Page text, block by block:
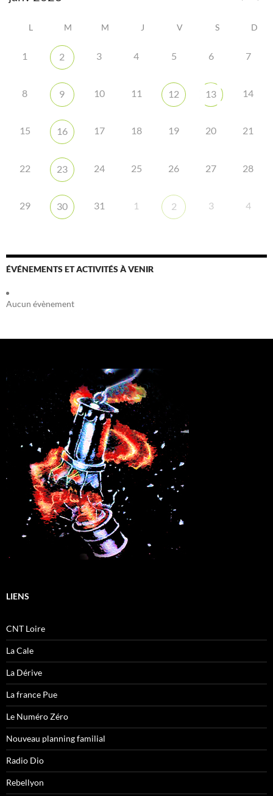
L M M J V S D
1 2 3 4 5 6 7
8 9 10 11 12 13 14
15 16 17 18 19 20 21
22 23 24 25 26 27 28
29 30 31 1 2 3 4
ÉVÉNEMENTS ET ACTIVITÉS À VENIR
Aucun évènement
LIENS
CNT Loire
La Cale
La Dérive
La france Pue
Le Numéro Zéro
Nouveau planning familial
Radio Dio
Rebellyon